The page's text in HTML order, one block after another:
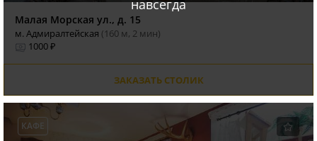
навсегда
Малая Морская ул., д. 15
м. Адмиралтейская (160 м, 2 мин)
1000 ₽
ЗАКАЗАТЬ СТОЛИК
КАФЕ